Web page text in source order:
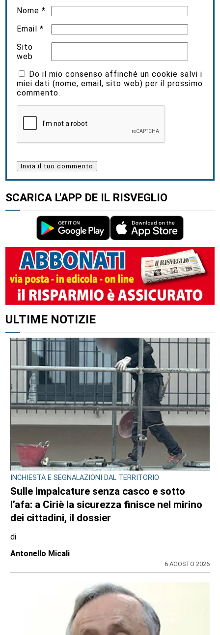
Nome*
Email*
Sito
web
Do il mio consenso affinché un cookie salvi i
miei dati (nome, email, sito web) per il prossimo
commento.
SCARICA L'APP DE IL RISVEGLIO
ALTRI ARTICOLI DI QUESTO AUTORE
DRAMMA NEL POMERIGGIO SULLA A55
Tragedia in tangenziale all’altezza di
Borgaro: scontro tra auto e scooter, muore
un 74enne
di
Redazione